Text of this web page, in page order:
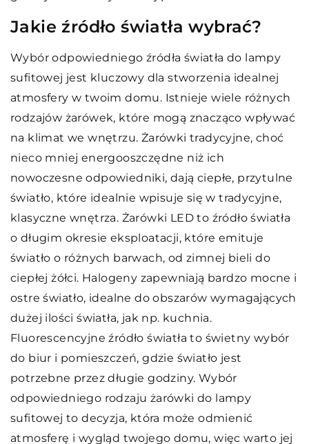
Jakie źródło światła wybrać?
Wybór odpowiedniego źródła światła do lampy
sufitowej jest kluczowy dla stworzenia idealnej
atmosfery w twoim domu. Istnieje wiele różnych
rodzajów żarówek, które mogą znacząco wpływać
na klimat we wnętrzu. Żarówki tradycyjne, choć
nieco mniej energooszczędne niż ich
nowoczesne odpowiedniki, dają ciepłe, przytulne
światło, które idealnie wpisuje się w tradycyjne,
klasyczne wnętrza. Żarówki LED to źródło światła
o długim okresie eksploatacji, które emituje
światło o różnych barwach, od zimnej bieli do
ciepłej żółci. Halogeny zapewniają bardzo mocne i
ostre światło, idealne do obszarów wymagających
dużej ilości światła, jak np. kuchnia.
Fluorescencyjne źródło światła to świetny wybór
do biur i pomieszczeń, gdzie światło jest
potrzebne przez długie godziny. Wybór
odpowiedniego rodzaju żarówki do lampy
sufitowej to decyzja, która może odmienić
atmosferę i wygląd twojego domu, więc warto jej